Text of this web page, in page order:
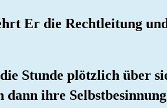
Er die Rechtleitung
Stunde plötzlich über
ihre